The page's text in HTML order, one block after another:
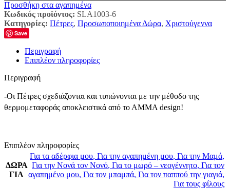
Προσθήκη στα αγαπημένα
Κωδικός προϊόντος: SLA1003-6
Κατηγορίες: Πέτρες, Προσωποποιημένα Δώρα, Χριστούγεννα
Save
Περιγραφή
Επιπλέον πληροφορίες
Περιγραφή
-Οι Πέτρες σχεδιάζονται και τυπώνονται με την μέθοδο της
θερμομεταφοράς αποκλειστικά από το ΑΜΜΑ design!
Επιπλέον πληροφορίες
ΔΩΡΑ
ΓΙΑ
Για τα αδέρφια μου, Για την αγαπημένη μου, Για την Μαμά,
Για την Νονά τον Νονό, Για το μωρό – νεογέννητο, Για τον
αγαπημένο μου, Για τον μπαμπά, Για τον παππού την γιαγιά,
Για τους φίλους